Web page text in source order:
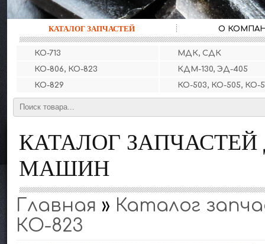
КАТАЛОГ ЗАПЧАСТЕЙ О
КО-713
МДК, СДК
КО-806, КО-823
КДМ-130, ЭД-405
КО-829
КО-503, КО-505, КО-
КАТАЛОГ
МАШИН
Главная » Каталог
КО-823